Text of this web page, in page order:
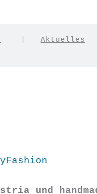
Aktuelles
und